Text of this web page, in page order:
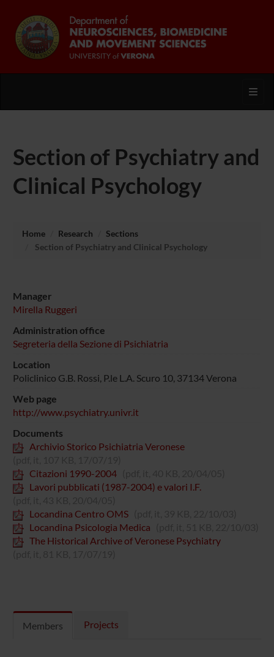
Section of Psychiatry and
Clinical Psychology
Home Research
Sections
Section of Psychiatry and Clinical Psychology
Manager
Mirella Ruggeri
Administration office
Segreteria della Sezione di Psichiatria
Location
Policlinico G.B. Rossi, P.le L.A. Scuro 10, 37134 Verona
Web page
http://www.psychiatry.univr.it
Documents
Archivio Storico Psichiatria Veronese
Citazioni 1990-2004
Lavori pubblicati (1987-2004) e valori I.F.
Locandina Centro OMS
Locandina Psicologia Medica
The Historical Archive of Veronese Psychiatry
Members Projects